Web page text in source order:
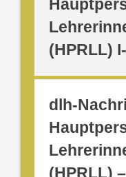
(HPRLL)
dlh-
(HPRLL)